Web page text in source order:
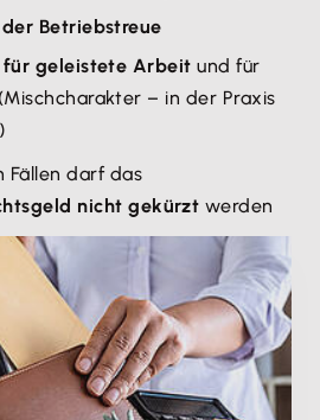
Betriebstreue
für geleistete Arbeit und für
– in der Praxis
Fällen darf das
nicht gekürzt werden